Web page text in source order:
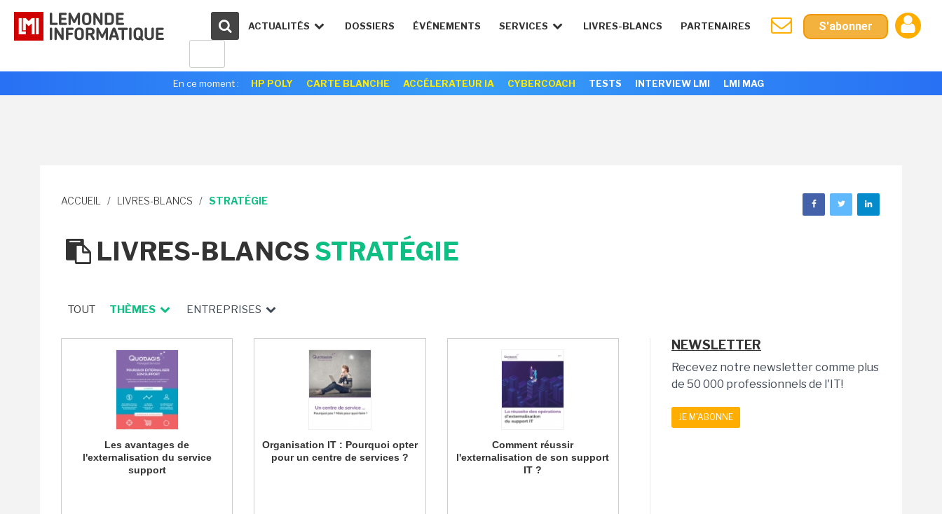
ACTUALITÉS DOSSIERS ÉVÉNEMENTS SERVICES LIVRES-BLANCS PARTENAIRES S'abonner
En ce moment : HP POLY CARTE BLANCHE ACCÉLERATEUR IA CYBERCOACH TESTS INTERVIEW LMI LMI MAG
ACCUEIL / LIVRES-BLANCS / STRATÉGIE
LIVRES-BLANCS STRATÉGIE
TOUT THÈMES ENTREPRISES
Les avantages de
l'externalisation du service
support
Organisation IT : Pourquoi opter
pour un centre de services ?
Comment réussir
l'externalisation de son support
IT ?
NEWSLETTER
Recevez notre newsletter comme plus
de 50 000 professionnels de l'IT!
JE M'ABONNE